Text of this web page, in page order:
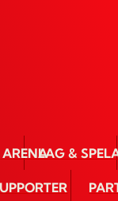
ARENALAG &